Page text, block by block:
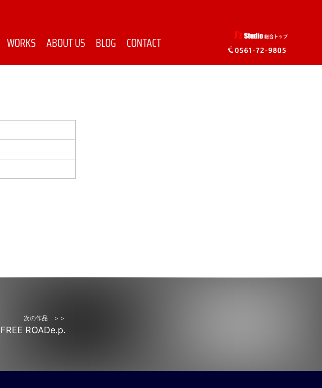
WORKS ABOUT US BLOG CONTACT
次の作品 ＞＞
FREE ROADe.p.